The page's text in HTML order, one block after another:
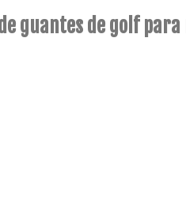
guantes de golf